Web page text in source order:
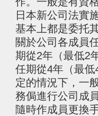
日本新公司法實
基本上都是委托
關於公司各成員
期從2年（最低2
任期從4年（最
定的情況下，一
務侷進行公司成
隨時作成員更換